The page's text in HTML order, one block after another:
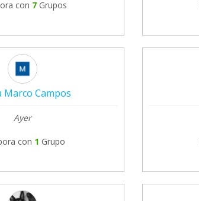
con 7 Grupos
Marco Campos
Ayer
con 1 Grupo